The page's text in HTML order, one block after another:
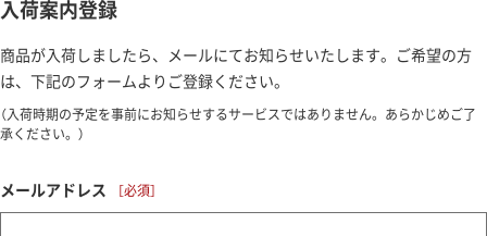
入荷案内登録
商品が入荷しましたら、メールにてお知らせいたします。ご希望の方
は、下記のフォームよりご登録ください。
（入荷時期の予定を事前にお知らせするサービスではありません。あらかじめご了
承ください。）
メールアドレス